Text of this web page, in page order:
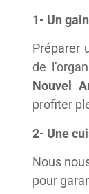
1- Un
Préparer
de
Nouvel
profiter
2- Une
Nous
pour